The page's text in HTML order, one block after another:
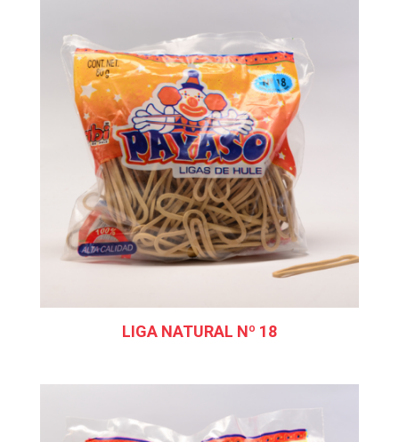
LIGA NATURAL Nº 18